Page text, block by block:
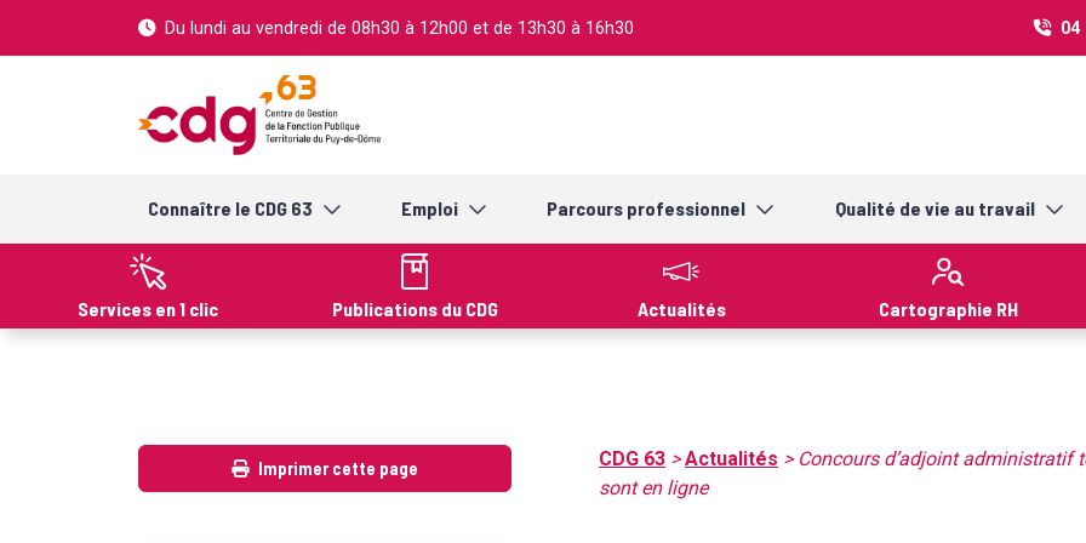
Du lundi au vendredi de 08h30 à 12h00 et de 13h30 à 16h30 04
Connaître le CDG 63 Emploi Parcours professionnel Qualité de vie au travail
Services en 1 clic Publications du CDG Actualités Cartographie RH
CDG 63 >Actualités > Concours d’adjoint administratif
sont en ligne
Imprimer cette page
Cookies management panel